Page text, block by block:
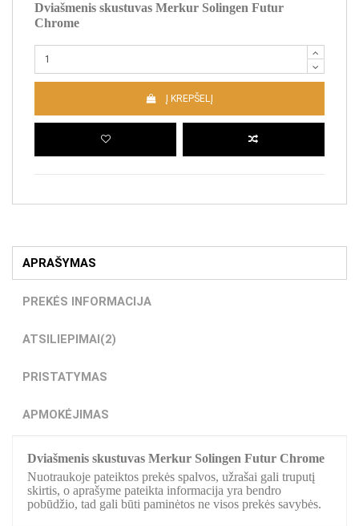
Dviašmenis skustuvas Merkur Solingen Futur
Chrome
Į KREPŠELĮ
APRAŠYMAS
PREKĖS INFORMACIJA
ATSILIEPIMAI(2)
PRISTATYMAS
APMOKĖJIMAS
Dviašmenis skustuvas Merkur Solingen Futur Chrome
Nuotraukoje pateiktos prekės spalvos, užrašai gali truputį
skirtis, o aprašyme pateikta informacija yra bendro
pobūdžio, tad gali būti paminėtos ne visos prekės savybės.